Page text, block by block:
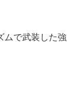
ムで武装した強